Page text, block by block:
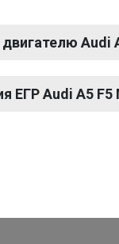
Audi
ЕГР Audi A5 F5